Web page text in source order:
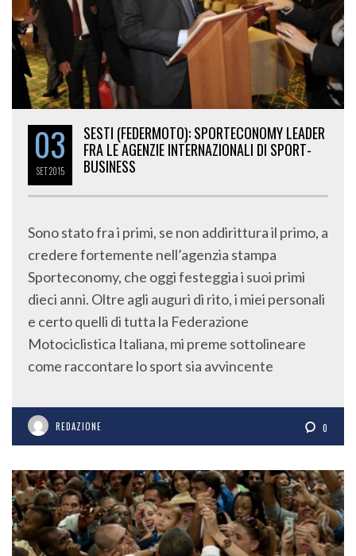
03
SET2015
SESTI (FEDERMOTO): SPORTECONOMY LEADER
FRA LE AGENZIE INTERNAZIONALI DI SPORT-
BUSINESS
Sono stato fra i primi, se non addirittura il primo, a
credere fortemente nell’agenzia stampa
Sporteconomy, che oggi festeggia i suoi primi
dieci anni. Oltre agli auguri di rito, i miei personali
e certo quelli di tutta la Federazione
Motociclistica Italiana, mi preme sottolineare
come raccontare lo sport sia avvincente
REDAZIONE 0